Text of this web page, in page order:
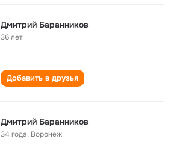
Дмитрий Баранников
36 лет
Добавить в друзья
Дмитрий Баранников
34 года, Воронеж